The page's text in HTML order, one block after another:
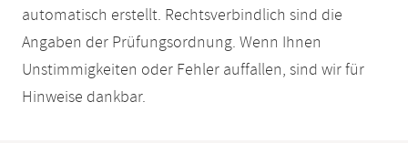
automatisch erstellt. Rechtsverbindlich sind die
Angaben der Prüfungsordnung. Wenn Ihnen
Unstimmigkeiten oder Fehler auffallen, sind wir für
Hinweise dankbar.